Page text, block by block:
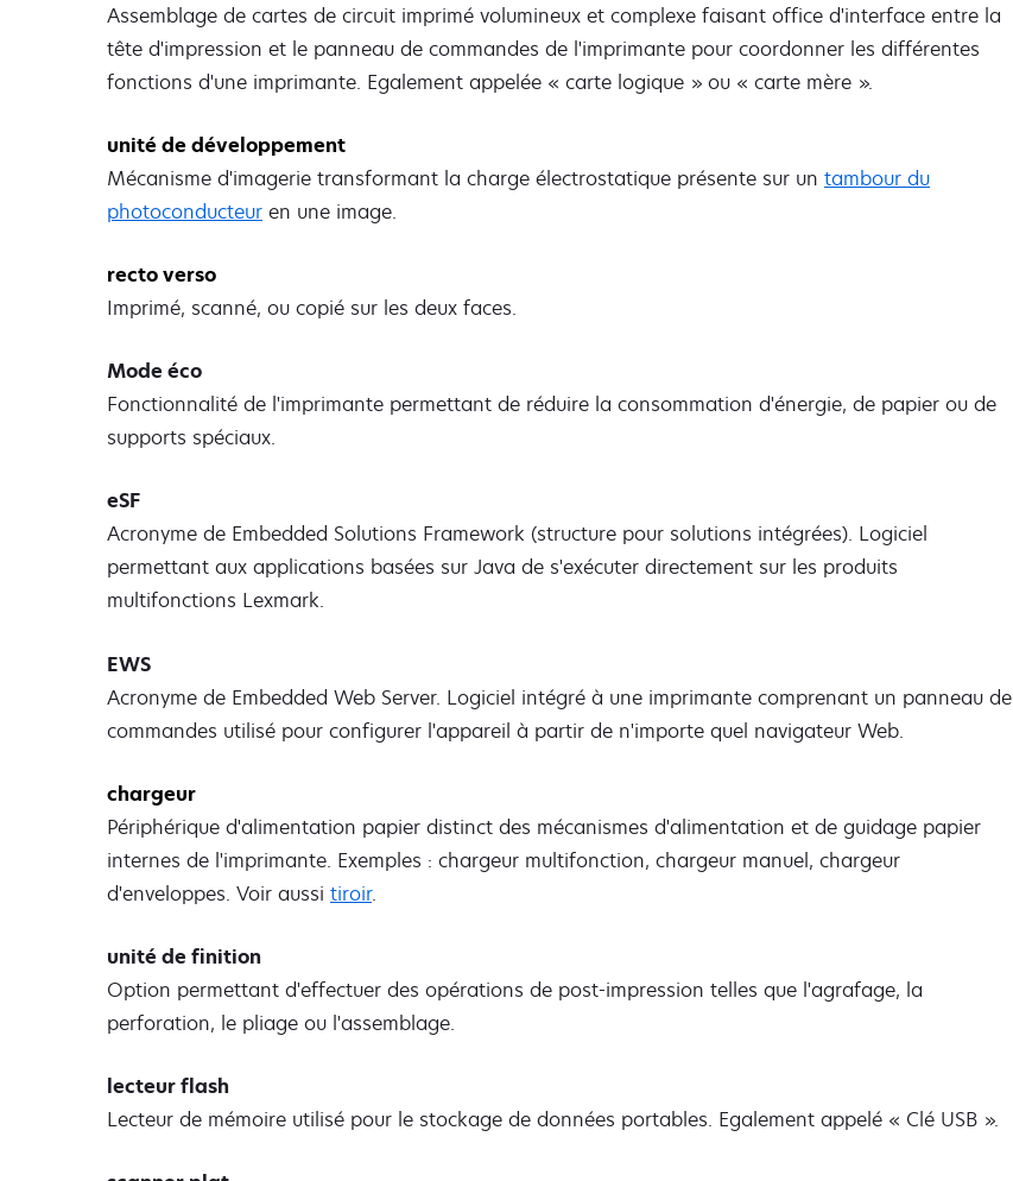
Assemblage de cartes de circuit imprimé volumineux et complexe faisant office d'interface entre la
tête d'impression et le panneau de commandes de l'imprimante pour coordonner les différentes
fonctions d'une imprimante. Egalement appelée « carte logique » ou « carte mère ».
unité de développement
Mécanisme d'imagerie transformant la charge électrostatique présente sur un tambour du
photoconducteur en une image.
recto verso
Imprimé, scanné, ou copié sur les deux faces.
Mode éco
Fonctionnalité de l'imprimante permettant de réduire la consommation d'énergie, de papier ou de
supports spéciaux.
eSF
Acronyme de Embedded Solutions Framework (structure pour solutions intégrées). Logiciel
permettant aux applications basées sur Java de s'exécuter directement sur les produits
multifonctions Lexmark.
EWS
Acronyme de Embedded Web Server. Logiciel intégré à une imprimante comprenant un panneau de
commandes utilisé pour configurer l'appareil à partir de n'importe quel navigateur Web.
chargeur
Périphérique d'alimentation papier distinct des mécanismes d'alimentation et de guidage papier
internes de l'imprimante. Exemples : chargeur multifonction, chargeur manuel, chargeur
d'enveloppes. Voir aussi tiroir.
unité de finition
Option permettant d'effectuer des opérations de post-impression telles que l'agrafage, la
perforation, le pliage ou l'assemblage.
lecteur flash
Lecteur de mémoire utilisé pour le stockage de données portables. Egalement appelé « Clé USB ».